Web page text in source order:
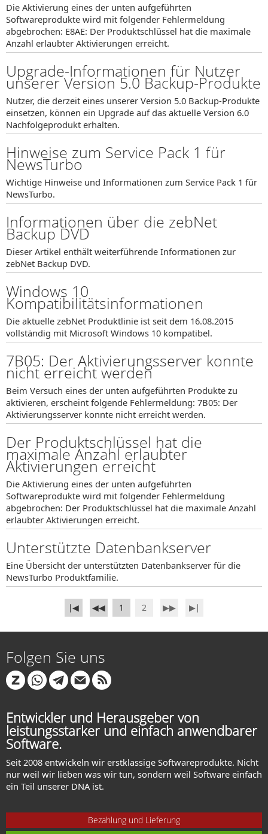
Die Aktivierung eines der unten aufgeführten
Softwareprodukte wird mit folgender Fehlermeldung
abgebrochen: E8AE: Der Produktschlüssel hat die maximale
Anzahl erlaubter Aktivierungen erreicht.
Upgrade-Informationen für Nutzer
unserer Version 5.0 Backup-Produkte
Nutzer, die derzeit eines unserer Version 5.0 Backup-Produkte
einsetzen, können ein Upgrade auf das aktuelle Version 6.0
Nachfolgeprodukt erhalten.
Hinweise zum Service Pack 1 für
NewsTurbo
Wichtige Hinweise und Informationen zum Service Pack 1 für
NewsTurbo.
Informationen über die zebNet
Backup DVD
Dieser Artikel enthält weiterführende Informationen zur
zebNet Backup DVD.
Windows 10
Kompatibilitätsinformationen
Die aktuelle zebNet Produktlinie ist seit dem 16.08.2015
vollständig mit Microsoft Windows 10 kompatibel.
7B05: Der Aktivierungsserver konnte
nicht erreicht werden
Beim Versuch eines der unten aufgeführten Produkte zu
aktivieren, erscheint folgende Fehlermeldung: 7B05: Der
Aktivierungsserver konnte nicht erreicht werden.
Der Produktschlüssel hat die
maximale Anzahl erlaubter
Aktivierungen erreicht
Die Aktivierung eines der unten aufgeführten
Softwareprodukte wird mit folgender Fehlermeldung
abgebrochen: Der Produktschlüssel hat die maximale Anzahl
erlaubter Aktivierungen erreicht.
Unterstützte Datenbankserver
Eine Übersicht der unterstützten Datenbankserver für die
NewsTurbo Produktfamilie.
∣◀ ◀◀ 1 2 ▶▶ ▶∣
Folgen Sie uns
Entwickler und Herausgeber von
leistungsstarker und einfach anwendbarer
Software.
Seit 2008 entwickeln wir erstklassige Softwareprodukte. Nicht
nur weil wir lieben was wir tun, sondern weil Software einfach
ein Teil unserer DNA ist.
Bezahlung und Lieferung